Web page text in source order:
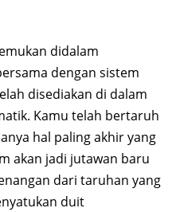
didalam
dengan sistem
disediakan di dalam
Kamu telah bertaruh
hal paling akhir yang
akan jadi jutawan baru
dari taruhan yang
duit